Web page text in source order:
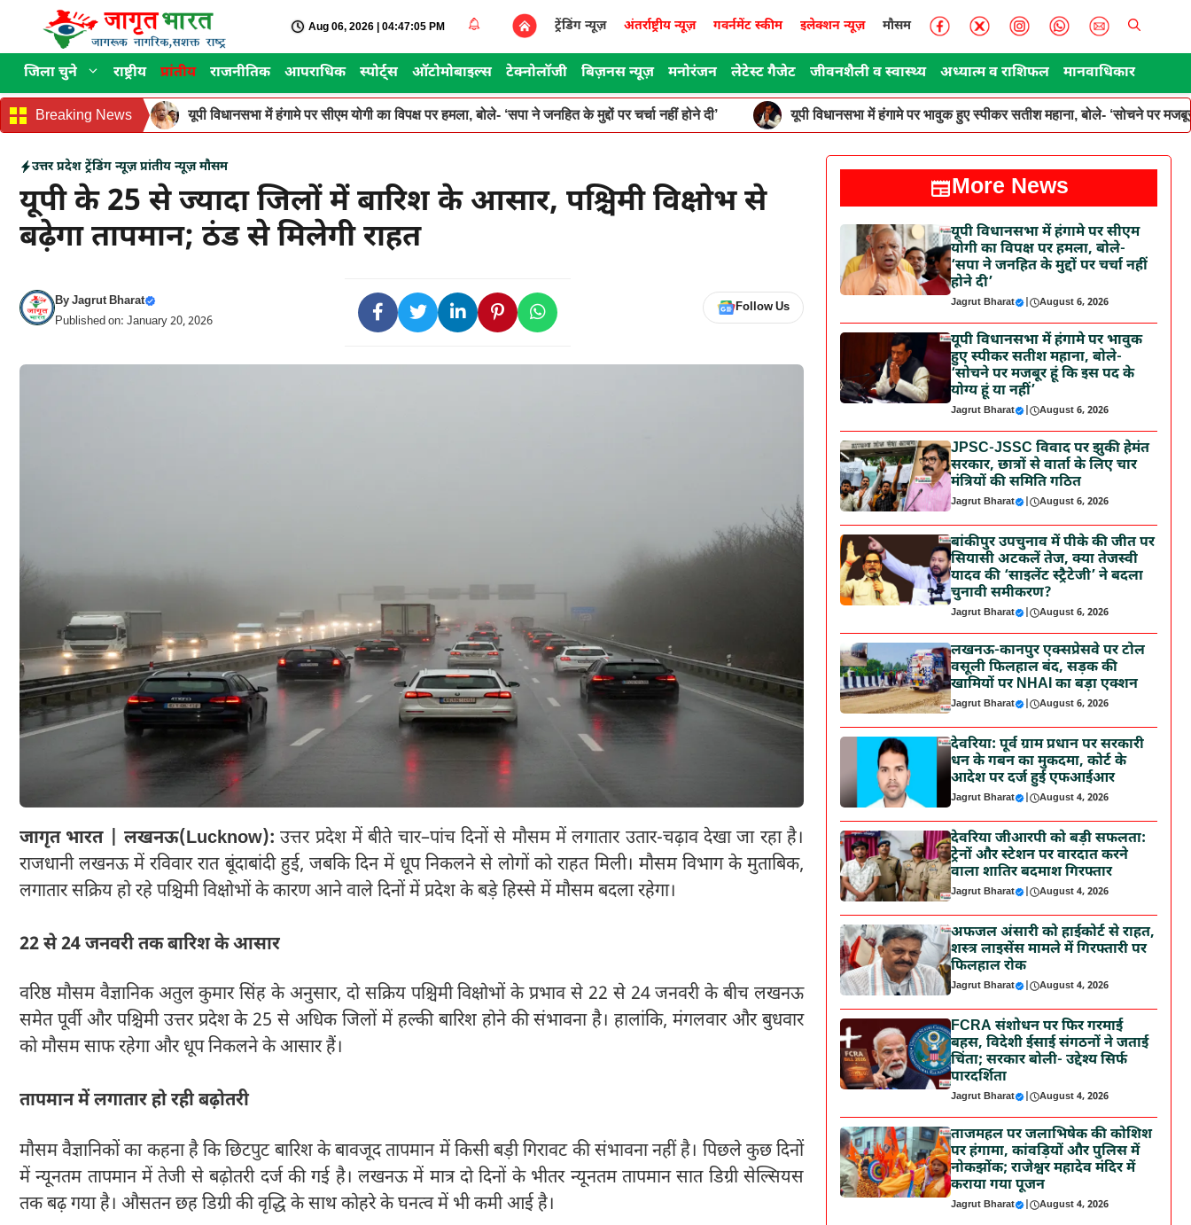
content
Aug 06, 2026 | 04:47:05 PM ट्रेंडिंग न्यूज़ अंतर्राष्ट्रीय न्यूज़ गवर्नमेंट स्कीम इलेक्शन न्यूज़ मौसम
जिला चुने राष्ट्रीय प्रांतीय राजनीतिक आपराधिक स्पोर्ट्स ऑटोमोबाइल्स टेक्नोलॉजी बिज़नस न्यूज़ मनोरंजन लेटेस्ट गैजेट जीवनशैली व स्वास्थ्य अध्यात्म व राशिफल मानवाधिकार
Breaking News यूपी विधानसभा में हंगामे पर सीएम योगी का विपक्ष पर हमला, बोले- ‘सपा ने जनहित के मुद्दों पर चर्चा नहीं होने दी’ यूपी विधानसभा में हंगामे पर भावुक हुए स्पीकर सतीश महाना, बोले- ‘सोचने पर
उत्तर प्रदेश ट्रेंडिंग न्यूज़ प्रांतीय न्यूज़ मौसम
यूपी के 25 से ज्यादा जिलों में बारिश के आसार, पश्चिमी विक्षोभ से
बढ़ेगा तापमान; ठंड से मिलेगी राहत
ByJagrut Bharat
Published on: January 20, 2026
Follow Us
जागृत भारत | लखनऊ(Lucknow): उत्तर प्रदेश में बीते चार–पांच दिनों से मौसम में लगातार उतार-चढ़ाव देखा जा रहा है।
राजधानी लखनऊ में रविवार रात बूंदाबांदी हुई, जबकि दिन में धूप निकलने से लोगों को राहत मिली। मौसम विभाग के मुताबिक,
लगातार सक्रिय हो रहे पश्चिमी विक्षोभों के कारण आने वाले दिनों में प्रदेश के बड़े हिस्से में मौसम बदला रहेगा।
22 से 24 जनवरी तक बारिश के आसार
वरिष्ठ मौसम वैज्ञानिक अतुल कुमार सिंह के अनुसार, दो सक्रिय पश्चिमी विक्षोभों के प्रभाव से 22 से 24 जनवरी के बीच लखनऊ
समेत पूर्वी और पश्चिमी उत्तर प्रदेश के 25 से अधिक जिलों में हल्की बारिश होने की संभावना है। हालांकि, मंगलवार और बुधवार
को मौसम साफ रहेगा और धूप निकलने के आसार हैं।
तापमान में लगातार हो रही बढ़ोतरी
मौसम वैज्ञानिकों का कहना है कि छिटपुट बारिश के बावजूद तापमान में किसी बड़ी गिरावट की संभावना नहीं है। पिछले कुछ दिनों
में न्यूनतम तापमान में तेजी से बढ़ोतरी दर्ज की गई है। लखनऊ में मात्र दो दिनों के भीतर न्यूनतम तापमान सात डिग्री सेल्सियस
तक बढ़ गया है। औसतन छह डिग्री की वृद्धि के साथ कोहरे के घनत्व में भी कमी आई है।
More News
यूपी विधानसभा में हंगामे पर सीएम
योगी का विपक्ष पर हमला, बोले-
‘सपा ने जनहित के मुद्दों पर चर्चा नहीं
होने दी’
Jagrut Bharat | August 6, 2026
यूपी विधानसभा में हंगामे पर भावुक
हुए स्पीकर सतीश महाना, बोले-
‘सोचने पर मजबूर हूं कि इस पद के
योग्य हूं या नहीं’
Jagrut Bharat | August 6, 2026
JPSC-JSSC विवाद पर झुकी हेमंत
सरकार, छात्रों से वार्ता के लिए चार
मंत्रियों की समिति गठित
Jagrut Bharat | August 6, 2026
बांकीपुर उपचुनाव में पीके की जीत पर
सियासी अटकलें तेज, क्या तेजस्वी
यादव की ‘साइलेंट स्ट्रैटेजी’ ने बदला
चुनावी समीकरण?
Jagrut Bharat | August 6, 2026
लखनऊ-कानपुर एक्सप्रेसवे पर टोल
वसूली फिलहाल बंद, सड़क की
खामियों पर NHAI का बड़ा एक्शन
Jagrut Bharat | August 6, 2026
देवरिया: पूर्व ग्राम प्रधान पर सरकारी
धन के गबन का मुकदमा, कोर्ट के
आदेश पर दर्ज हुई एफआईआर
Jagrut Bharat | August 4, 2026
देवरिया जीआरपी को बड़ी सफलता:
ट्रेनों और स्टेशन पर वारदात करने
वाला शातिर बदमाश गिरफ्तार
Jagrut Bharat | August 4, 2026
अफजल अंसारी को हाईकोर्ट से राहत,
शस्त्र लाइसेंस मामले में गिरफ्तारी पर
फिलहाल रोक
Jagrut Bharat | August 4, 2026
FCRA संशोधन पर फिर गरमाई
बहस, विदेशी ईसाई संगठनों ने जताई
चिंता; सरकार बोली- उद्देश्य सिर्फ
पारदर्शिता
Jagrut Bharat | August 4, 2026
ताजमहल पर जलाभिषेक की कोशिश
पर हंगामा, कांवड़ियों और पुलिस में
नोकझोंक; राजेश्वर महादेव मंदिर में
कराया गया पूजन
Jagrut Bharat | August 4, 2026